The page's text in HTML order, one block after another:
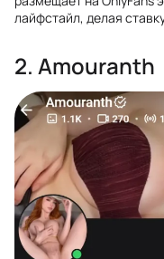
лайфстайл, делая
2. Amouranth